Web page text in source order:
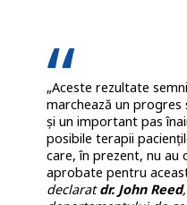
„Aceste rezultate
marchează un
și un important pas
posibile terapii
care, în prezent, nu
aprobate pentru
declaratdr. John Reed